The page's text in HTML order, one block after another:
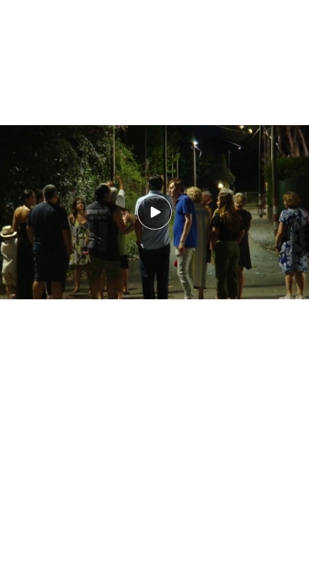
'En boca de todos' acompaña a los vecinos de Gavá en busca del violador
del disfraz: "No queremos que esté aquí"